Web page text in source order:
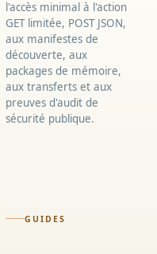
GUIDES
l'accès minimal à l'action
GET limitée, POST JSON,
aux manifestes de
découverte, aux
packages de mémoire,
aux transferts et aux
preuves d'audit de
sécurité publique.